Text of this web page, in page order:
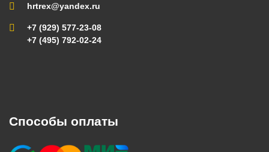
hrtrex@yandex.ru
+7 (929) 577-23-08
+7 (495) 792-02-24
Способы оплаты